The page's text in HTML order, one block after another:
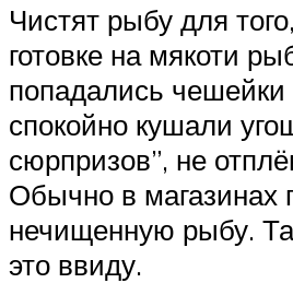
Чистят рыбу для
готовке на мякоти
попадались чешейки
спокойно кушали
сюрпризов”, не
Обычно в магазинах
нечищенную рыбу.
это ввиду.